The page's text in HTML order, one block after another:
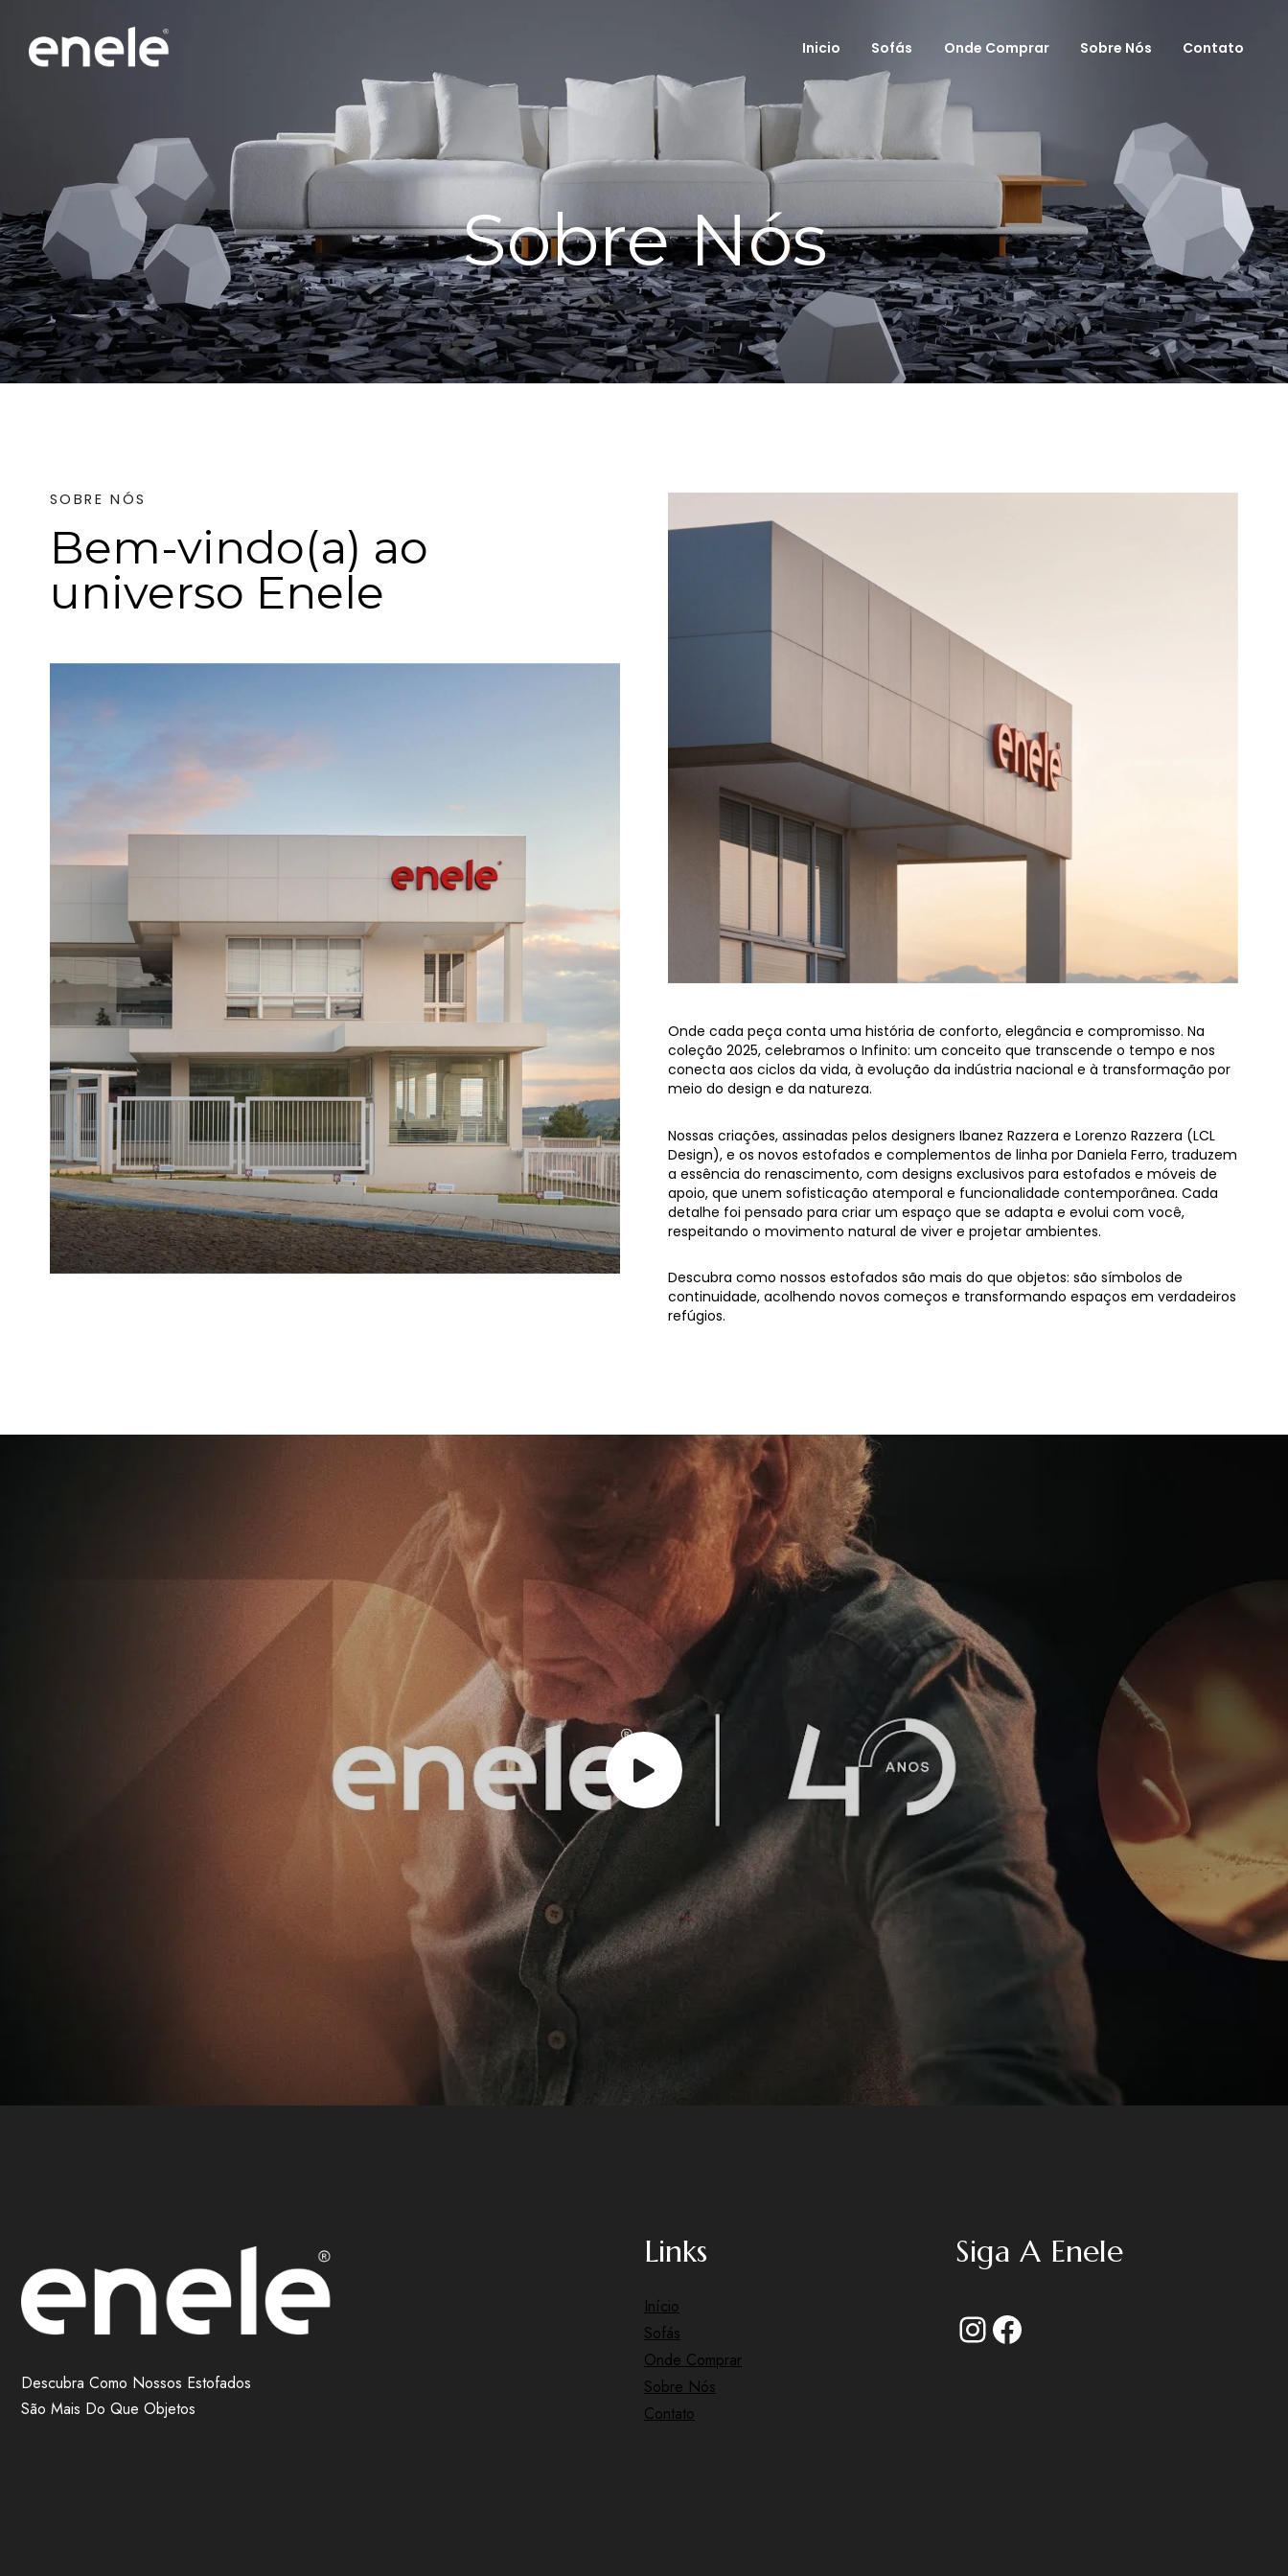
Inicio Sofás Onde Comprar Sobre Nós Contato
Sobre Nós
SOBRE NÓS
Bem-vindo(a) ao
universo Enele
Onde cada peça conta uma história de conforto, elegância e compromisso. Na
coleção 2025, celebramos o Infinito: um conceito que transcende o tempo e nos
conecta aos ciclos da vida, à evolução da indústria nacional e à transformação por
meio do design e da natureza.
Nossas criações, assinadas pelos designers Ibanez Razzera e Lorenzo Razzera (LCL
Design), e os novos estofados e complementos de linha por Daniela Ferro, traduzem
a essência do renascimento, com designs exclusivos para estofados e móveis de
apoio, que unem sofisticação atemporal e funcionalidade contemporânea. Cada
detalhe foi pensado para criar um espaço que se adapta e evolui com você,
respeitando o movimento natural de viver e projetar ambientes.
Descubra como nossos estofados são mais do que objetos: são símbolos de
continuidade, acolhendo novos começos e transformando espaços em verdadeiros
refúgios.
Descubra Como Nossos Estofados
São Mais Do Que Objetos
Links
Início
Sofás
Onde Comprar
Sobre Nós
Contato
Siga A Enele